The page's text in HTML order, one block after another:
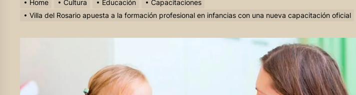
Home Cultura Educación
Capacitaciones
Villa del Rosario apuesta a la formación profesional en infancias con una nueva capacitación oficial